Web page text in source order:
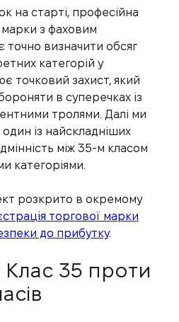
на старті, професійна
марки з фаховим
визначити обсяг
категорій у
точковий захист, який
в суперечках із
тролями. Далі ми
із найскладніших
між 35-м класом
категоріями.
розкрито в окремому
торгової марки
до прибутку.
Клас 35 проти